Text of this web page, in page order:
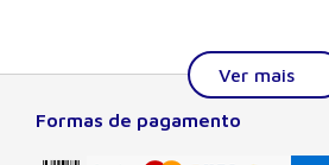
Formas de pagamento